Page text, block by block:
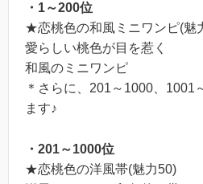
・1～200位
★恋桃色の和風ミニワンピ(魅
愛らしい桃色が目を惹く
和風のミニワンピ
＊さらに、201～1000、1001
ます♪
・201～1000位
★恋桃色の洋風帯(魅力50)